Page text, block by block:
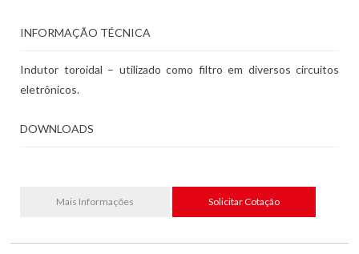
INFORMAÇÃO TÉCNICA
Indutor toroidal – utilizado como filtro em diversos circuitos
eletrônicos.
DOWNLOADS
Mais Informações Solicitar Cotação